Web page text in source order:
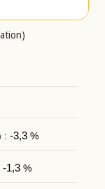
: -3,3%
-1,3%